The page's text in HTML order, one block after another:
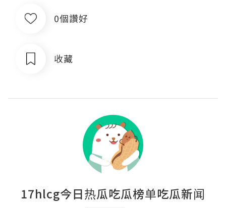
0個讚好
收藏
17hlcg今日热瓜吃瓜榜单吃瓜新闻